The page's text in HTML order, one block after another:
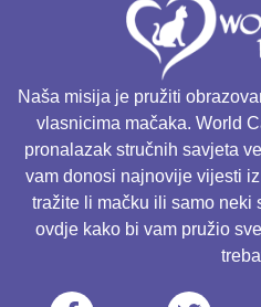
Naša misija je pružiti
vlasnicima mačaka. World
pronalazak stručnih savjeta
vam donosi najnovije vijesti
tražite li mačku ili samo neki
ovdje kako bi vam pružio